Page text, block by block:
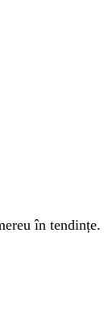
în tendințe.